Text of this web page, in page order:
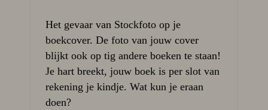
Het gevaar van Stockfoto op je
boekcover. De foto van jouw cover
blijkt ook op tig andere boeken te staan!
Je hart breekt, jouw boek is per slot van
rekening je kindje. Wat kun je eraan
doen?